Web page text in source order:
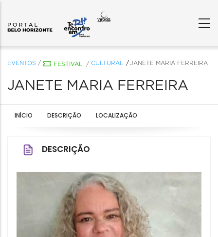
EVENTOS / FESTIVAL / CULTURAL JANETE MARIA FERREIRA
JANETE MARIA FERREIRA
INÍCIO DESCRIÇÃO LOCALIZAÇÃO
DESCRIÇÃO